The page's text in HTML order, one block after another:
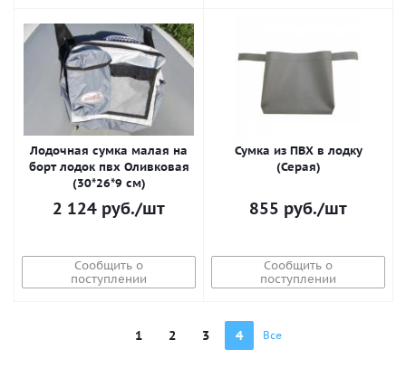
Лодочная сумка малая на
борт лодок пвх Оливковая
(30*26*9 см)
2 124 руб./шт
Сообщить о
поступлении
Сумка из ПВХ в лодку
(Серая)
855 руб./шт
Сообщить о
поступлении
1 2 3 4 Все